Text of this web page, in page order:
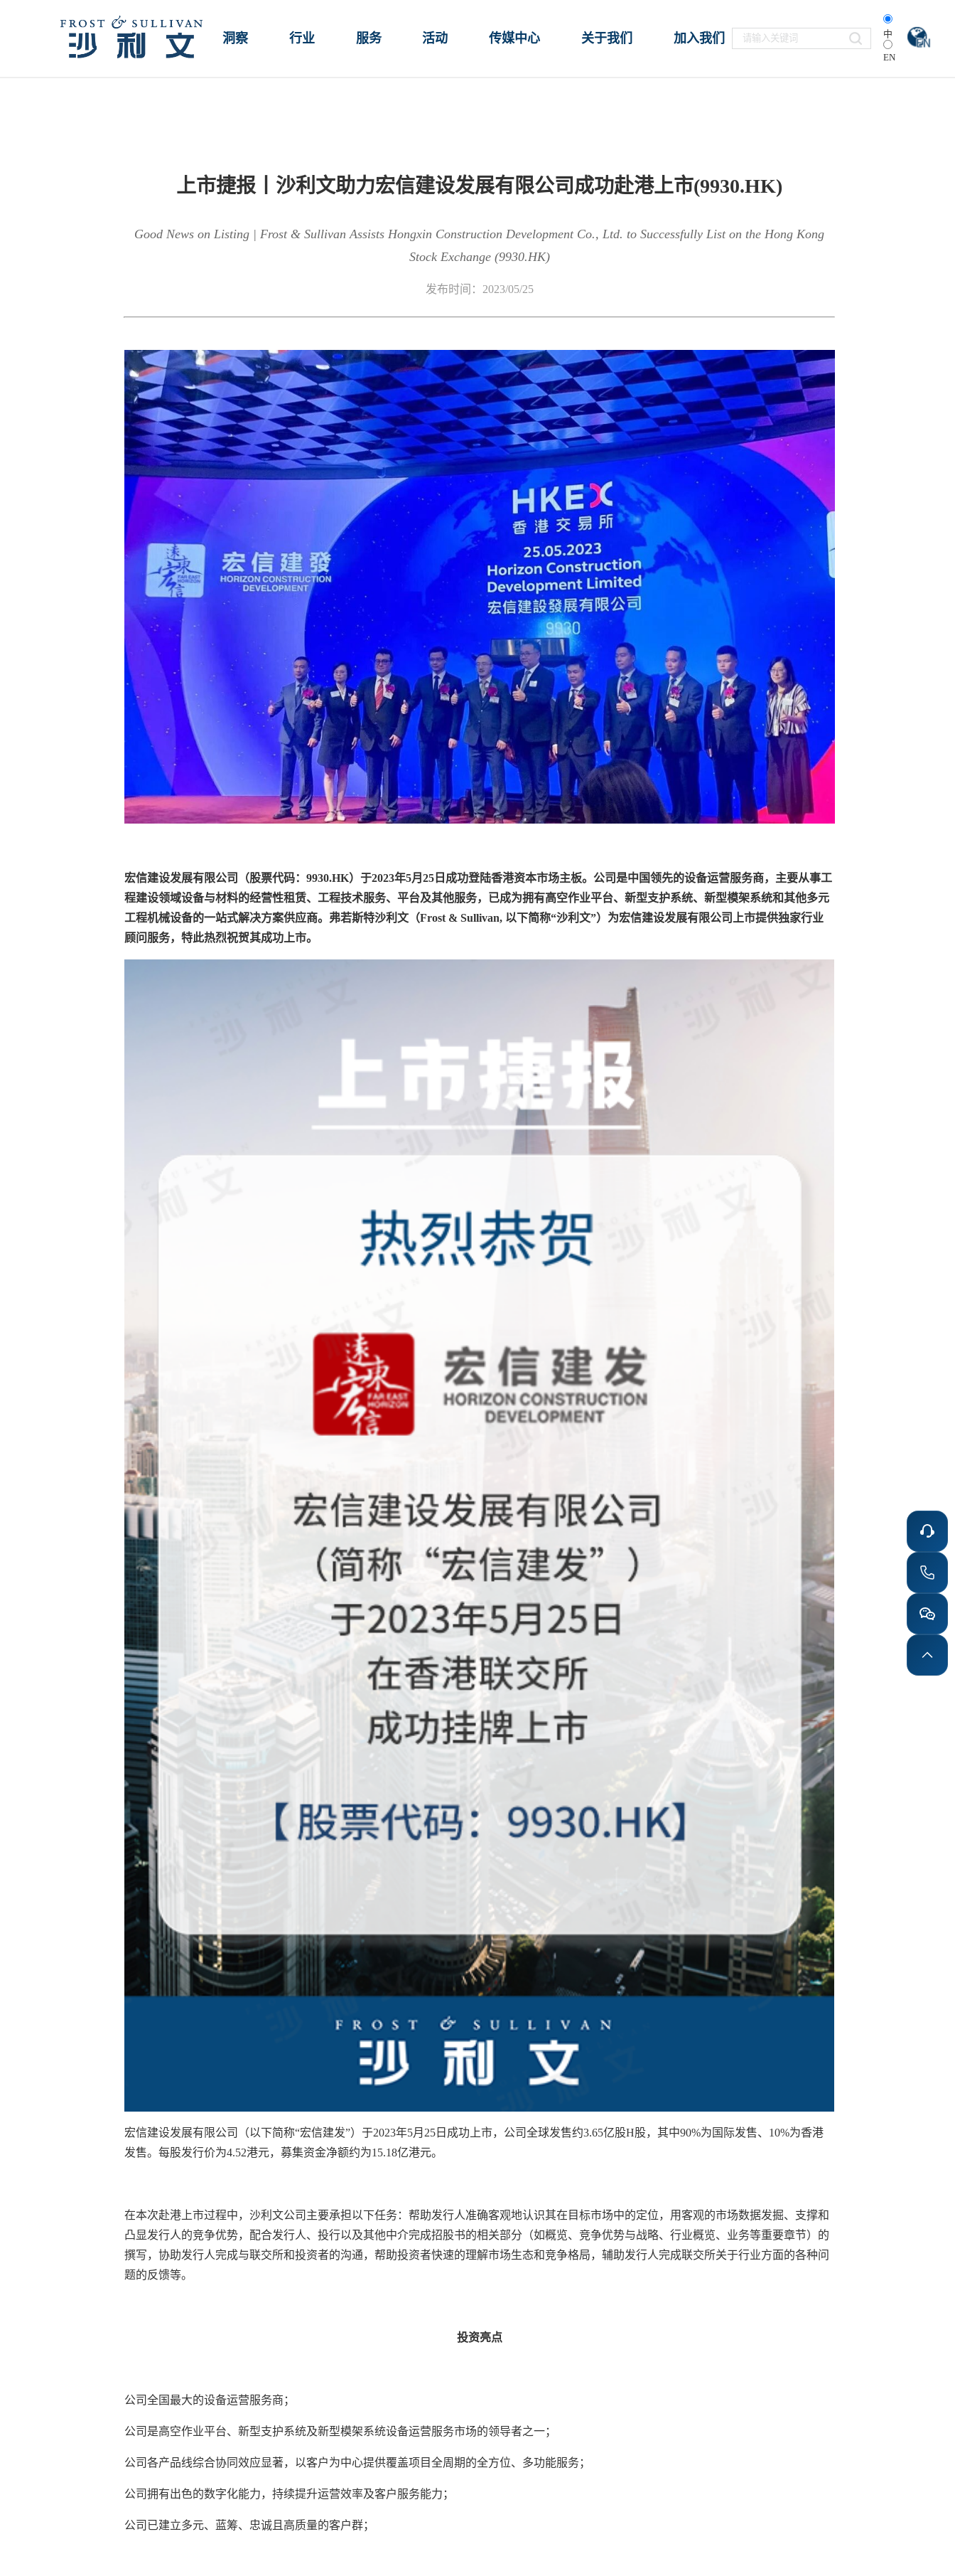
洞察 行业 服务 活动 传媒中心 关于我们 加入我们 中
EN
上市捷报丨沙利文助力宏信建设发展有限公司成功赴港上市(9930.HK)
Good News on Listing | Frost & Sullivan Assists Hongxin Construction Development Co., Ltd. to Successfully List on the Hong Kong
Stock Exchange (9930.HK)
发布时间：2023/05/25
宏信建设发展有限公司（股票代码：9930.HK）于2023年5月25日成功登陆香港资本市场主板。公司是中国领先的设备运营服务商，主要从事工
程建设领域设备与材料的经营性租赁、工程技术服务、平台及其他服务，已成为拥有高空作业平台、新型支护系统、新型模架系统和其他多元
工程机械设备的一站式解决方案供应商。弗若斯特沙利文（Frost & Sullivan, 以下简称“沙利文”）为宏信建设发展有限公司上市提供独家行业
顾问服务，特此热烈祝贺其成功上市。
宏信建设发展有限公司（以下简称“宏信建发”）于2023年5月25日成功上市，公司全球发售约3.65亿股H股，其中90%为国际发售、10%为香港
发售。每股发行价为4.52港元，募集资金净额约为15.18亿港元。
在本次赴港上市过程中，沙利文公司主要承担以下任务：帮助发行人准确客观地认识其在目标市场中的定位，用客观的市场数据发掘、支撑和
凸显发行人的竞争优势，配合发行人、投行以及其他中介完成招股书的相关部分（如概览、竞争优势与战略、行业概览、业务等重要章节）的
撰写，协助发行人完成与联交所和投资者的沟通，帮助投资者快速的理解市场生态和竞争格局，辅助发行人完成联交所关于行业方面的各种问
题的反馈等。
投资亮点
公司全国最大的设备运营服务商；
公司是高空作业平台、新型支护系统及新型模架系统设备运营服务市场的领导者之一；
公司各产品线综合协同效应显著，以客户为中心提供覆盖项目全周期的全方位、多功能服务；
公司拥有出色的数字化能力，持续提升运营效率及客户服务能力；
公司已建立多元、蓝筹、忠诚且高质量的客户群；